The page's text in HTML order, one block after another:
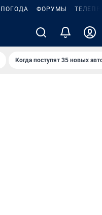
ПОГОДА ФОРУМЫ
Когда поступят 35 новых